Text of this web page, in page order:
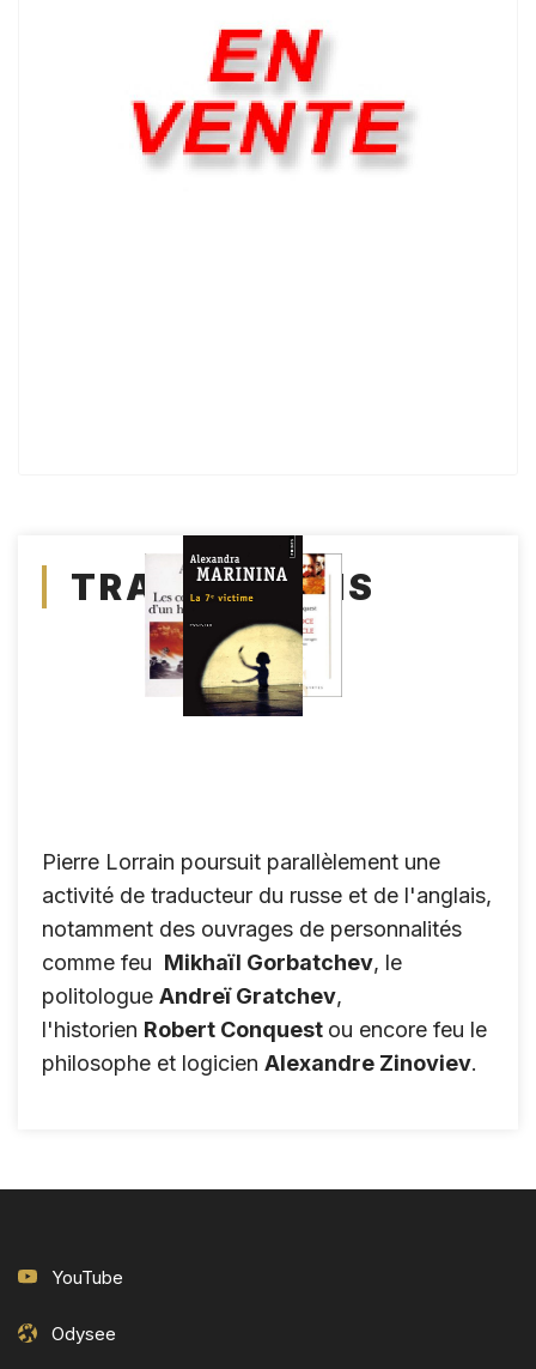
TRADUCTIONS
Pierre Lorrain poursuit parallèlement une
activité de traducteur du russe et de l'anglais,
notamment des ouvrages de personnalités
comme feu Mikhaïl Gorbatchev, le
politologue Andreï Gratchev,
l'historien Robert Conquest ou encore feu le
philosophe et logicien Alexandre Zinoviev.
YouTube
Odysee